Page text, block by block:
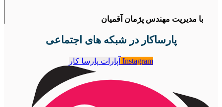
با مدیریت مهندس پژمان آقمیان
پارساکار در شبکه های اجتماعی
Instagram آپارات پارسا کار